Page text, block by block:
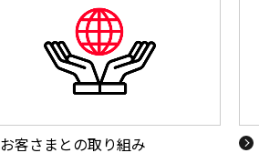
お客さまとの取り組み